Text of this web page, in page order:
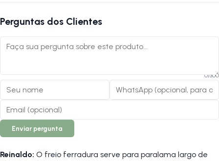
Perguntas dos Clientes
0/300
Enviar pergunta
Reinaldo: O freio ferradura serve para paralama largo de